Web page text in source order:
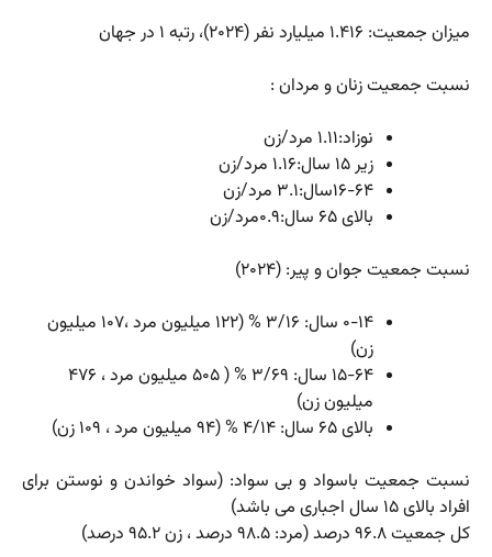
میزان جمعیت: ۱.۴۱۶ میلیارد نفر (۲۰۲۴)، رتبه ۱ در جهان
نسبت جمعیت زنان و مردان :
نوزاد:۱.۱۱ مرد/زن
زیر ۱۵ سال:۱.۱۶ مرد/زن
۱۶-۶۴سال:۳.۱ مرد/زن
بالای ۶۵ سال:۰.۹مرد/زن
نسبت جمعیت جوان و پیر: (۲۰۲۴)
۰-۱۴ سال: ۳/۱۶ % (۱۲۲ میلیون مرد ،۱۰۷ میلیون
زن)
۱۵-۶۴ سال: ۳/۶۹ % ( ۵۰۵ میلیون مرد ، ۴۷۶
میلیون زن)
بالای ۶۵ سال: ۴/۱۴ % (۹۴ میلیون مرد ، ۱۰۹ زن)
نسبت جمعیت باسواد و بی سواد: (سواد خواندن و نوستن برای
افراد بالای ۱۵ سال اجباری می باشد)
کل جمعیت ۹۶.۸ درصد (مرد: ۹۸.۵ درصد ، زن ۹۵.۲ درصد)